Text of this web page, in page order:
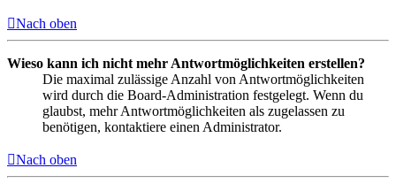
Nach oben
Wieso kann ich nicht mehr Antwortmöglichkeiten erstellen?
Die maximal zulässige Anzahl von Antwortmöglichkeiten
wird durch die Board-Administration festgelegt. Wenn du
glaubst, mehr Antwortmöglichkeiten als zugelassen zu
benötigen, kontaktiere einen Administrator.
Nach oben